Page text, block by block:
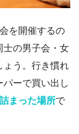
を開催するの
士の男子会・女
ょう。行き慣れ
ーで買い出し
まった場所で